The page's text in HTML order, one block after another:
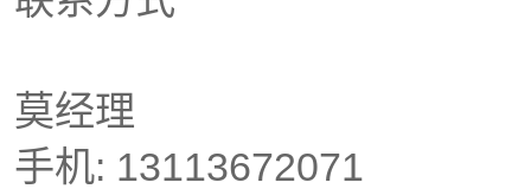
莫经理
手机: 13113672071